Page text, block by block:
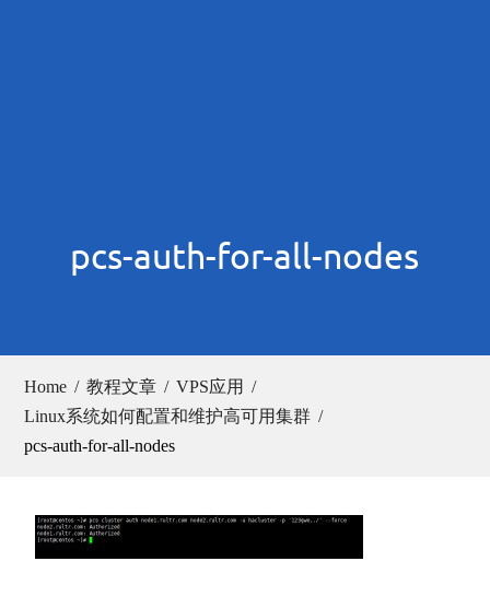
pcs-auth-for-all-nodes
Home 教程文章
VPS应用
Linux系统如何配置和维护高可用集群
pcs-auth-for-all-nodes